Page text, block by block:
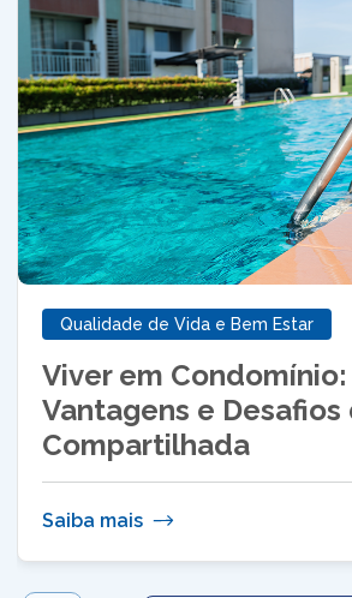
Qualidade de Vida e Bem Estar
Viver em Condomínio:
Vantagens e Desafios
Compartilhada
Saiba mais